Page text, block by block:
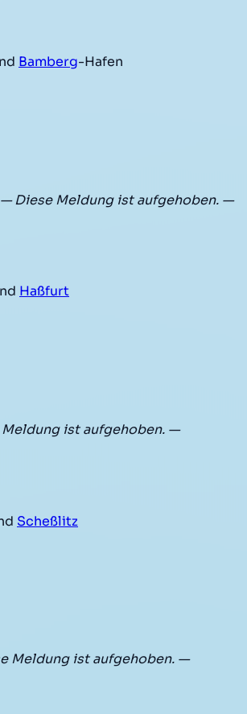
Bamberg-Hafen
— Diese Meldung ist aufgehoben. —
Haßfurt
ist aufgehoben. —
Scheßlitz
Meldung ist aufgehoben. —